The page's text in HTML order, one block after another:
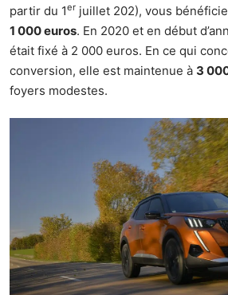
partir du 1er juillet 202), vous
1 000 euros. En 2020 et en début
était fixé à 2 000 euros. En ce qui
conversion, elle est maintenue à 3
foyers modestes.